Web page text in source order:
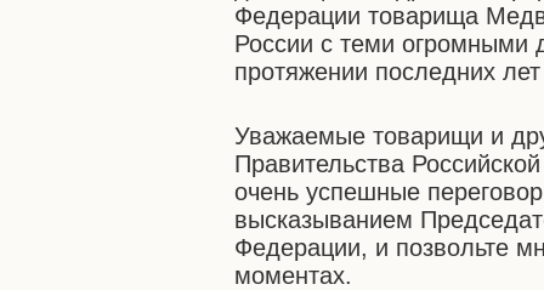
Федерации товарища
России с теми огромными
протяжении последних
Уважаемые товарищи и
Правительства
очень успешные
высказыванием
Федерации, и позвольте
моментах.